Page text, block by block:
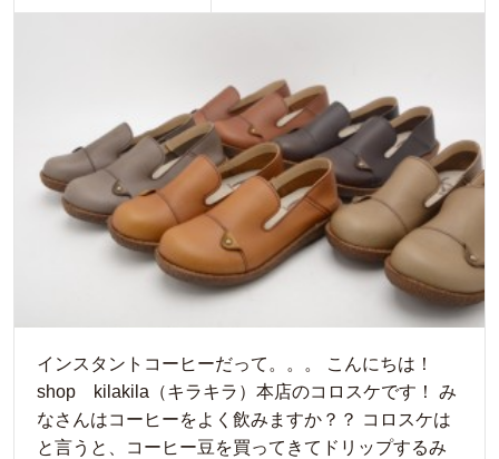
インスタントコーヒーだって。。。 こんにちは！
shop kilakila（キラキラ）本店のコロスケです！ み
なさんはコーヒーをよく飲みますか？？ コロスケは
と言うと、コーヒー豆を買ってきてドリップするみ